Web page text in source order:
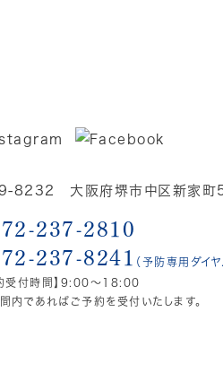
8232 大阪府堺市中区新家町
237-2810
237-8241 （予防専用ダイヤ
受付時間】9:00～18:00
内であればご予約を受付いたします。